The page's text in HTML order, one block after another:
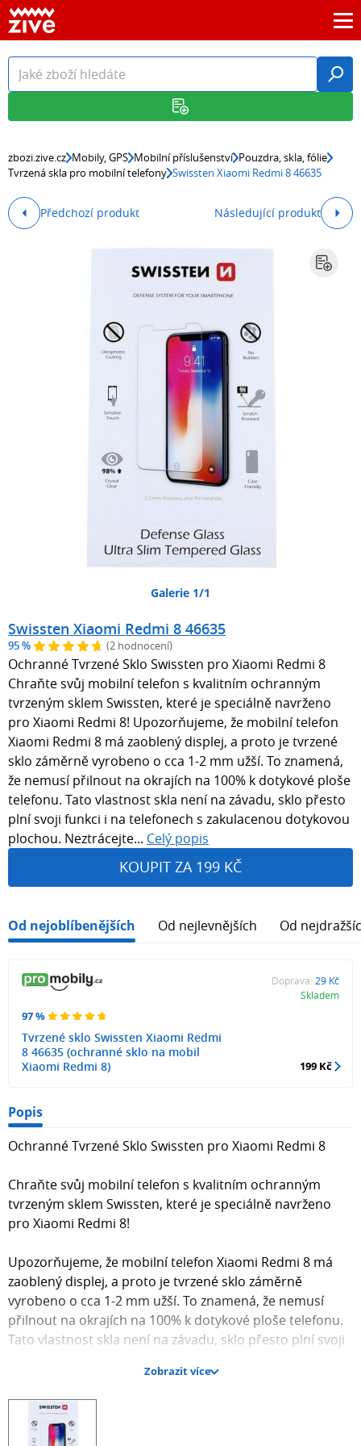
zbozi.zive.cz Mobily, GPS Mobilní příslušenství Pouzdra, skla, fólie
Tvrzená skla pro mobilní telefony Swissten Xiaomi Redmi 8 46635
Předchozí produkt Následující produkt
Galerie 1/1
Swissten Xiaomi Redmi 8 46635
95 % (2 hodnocení)
Ochranné Tvrzené Sklo Swissten pro Xiaomi Redmi 8
Chraňte svůj mobilní telefon s kvalitním ochranným
tvrzeným sklem Swissten, které je speciálně navrženo
pro Xiaomi Redmi 8! Upozorňujeme, že mobilní telefon
Xiaomi Redmi 8 má zaoblený displej, a proto je tvrzené
sklo záměrně vyrobeno o cca 1-2 mm užší. To znamená,
že nemusí přilnout na okrajích na 100% k dotykové ploše
telefonu. Tato vlastnost skla není na závadu, sklo přesto
plní svoji funkci i na telefonech s zakulacenou dotykovou
plochou. Neztrácejte... Celý popis
KOUPIT ZA 199 KČ
Od nejoblíbenějších Od nejlevnějších Od
97 %
Tvrzené sklo Swissten Xiaomi Redmi
8 46635 (ochranné sklo na mobil
Xiaomi Redmi 8)
Doprava: 29 Kč
Skladem
199 Kč
Popis
Ochranné Tvrzené Sklo Swissten pro Xiaomi Redmi 8
Chraňte svůj mobilní telefon s kvalitním ochranným
tvrzeným sklem Swissten, které je speciálně navrženo
pro Xiaomi Redmi 8!
Upozorňujeme, že mobilní telefon Xiaomi Redmi 8 má
zaoblený displej, a proto je tvrzené sklo záměrně
vyrobeno o cca 1-2 mm užší. To znamená, že nemusí
přilnout na okrajích na 100% k dotykové ploše telefonu.
Tato vlastnost skla není na závadu, sklo přesto plní svoji
Neztrácejte klid! Pokud vám došel menší rozměr, nebojte
se, je to takto vyrobeno záměrně. Kvůli zaoblení displeje
ochranná skla tedy o cca 2 mm odstávají, což je
Zobrazit více